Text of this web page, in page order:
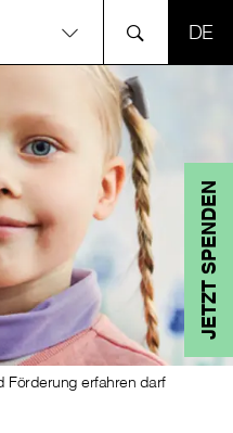
JETZT SPENDEN
Förderung erfahren darf